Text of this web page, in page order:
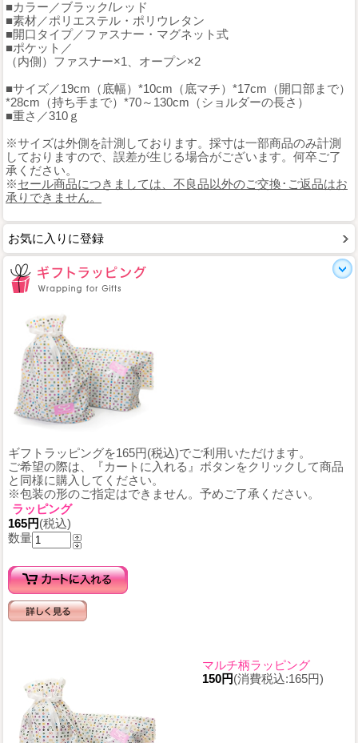
■カラー／ブラック/レッド
■素材／ポリエステル・ポリウレタン
■開口タイプ／ファスナー・マグネット式
■ポケット／
（内側）ファスナー×1、オープン×2
■サイズ／19cm（底幅）*10cm（底マチ）*17cm（開口部まで）
*28cm（持ち手まで）*70～130cm（ショルダーの長さ）
■重さ／310ｇ
※サイズは外側を計測しております。採寸は一部商品のみ計測
しておりますので、誤差が生じる場合がございます。何卒ご了
承ください。
※セール商品につきましては、不良品以外のご交換･ご返品はお
承りできません。
お気に入りに登録
ギフトラッピングを165円(税込)でご利用いただけます。
ご希望の際は、『カートに入れる』ボタンをクリックして商品
と同様に購入してください。
※包装の形のご指定はできません。予めご了承ください。
ラッピング
165円(税込)
数量
マルチ柄ラッピング
150円(消費税込:165円)